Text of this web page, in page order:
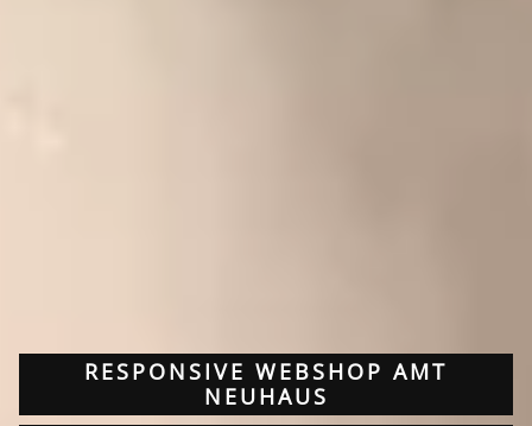
RESPONSIVE WEBSHOP AMT
NEUHAUS